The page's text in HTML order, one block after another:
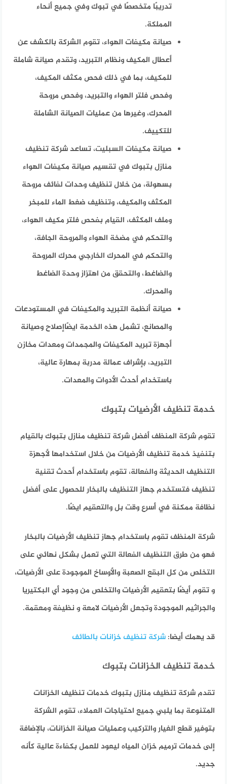
تدريبًا متخصصًا في تبوك وفي جميع أنحاء
المملكة.
صيانة مكيفات الهواء، تقوم الشركة بالكشف عن
أعطال المكيف ونظام التبريد، وتقدم صيانة شاملة
للمكيف، بما في ذلك فحص مكثف المكيف،
وفحص فلتر الهواء والتبريد، وفحص مروحة
المحرك، وغيرها من عمليات الصيانة الشاملة
للتكييف.
صيانة مكيفات السبليت، تساعد شركة تنظيف
منازل بتبوك في تقسيم صيانة مكيفات الهواء
بسهولة، من خلال تنظيف وحدات لفائف مروحة
المكثف والمكيف، وتنظيف ضغط الماء للمبخر
وملف المكثف، القيام بفحص فلتر مكيف الهواء،
والتحكم في مضخة الهواء والمروحة الجافة،
والتحكم في المحرك الخارجي محرك المروحة
والضاغط، والتحقق من اهتزاز وحدة الضاغط
والمحرك.
صيانة أنظمة التبريد والمكيفات في المستودعات
والمصانع، تشمل هذه الخدمة ايضًاإصلاح وصيانة
أجهزة تبريد المكيفات والمجمدات ومعدات مخازن
التبريد، بإشراف عمالة مدربة بمهارة عالية،
باستخدام أحدث الأدوات والمعدات.
خدمة تنظيف الأرضيات بتبوك
تقوم شركة المنظف أفضل شركة تنظيف منازل بتبوك بالقيام
بتنفيذ خدمة تنظيف الأرضيات من خلال استخدامها لأجهزة
التنظيف الحديثة والفعالة، تقوم باستخدام أحدث تقنية
تنظيف فتستخدم جهاز التنظيف بالبخار للحصول على أفضل
نظافة ممكنة في أسرع وقت بل والتعقيم ايضًا.
شركة المنظف تقوم باستخدام جهاز تنظيف الأرضيات بالبخار
فهو من طرق التنظيف الفعالة التي تعمل بشكل نهائي على
التخلص من كل البقع الصعبة والأوساخ الموجودة على الأرضيات،
و تقوم أيضًا بتعقيم الأرضيات والتخلص من وجود أي البكتيريا
والجراثيم الموجودة وتجعل الأرضيات لامعة و نظيفة ومعقمة.
قد يهمك أيضا:شركة تنظيف خزانات بالطائف
خدمة تنظيف الخزانات بتبوك
تقدم شركة تنظيف منازل بتبوك خدمات تنظيف الخزانات
المتنوعة بما يلبي جميع احتياجات العملاء، تقوم الشركة
بتوفير قطع الغيار والتركيب وعمليات صيانة الخزانات، بالإضافة
إلى خدمات ترميم خزان المياه ليعود للعمل بكفاءة عالية كأنه
جديد.